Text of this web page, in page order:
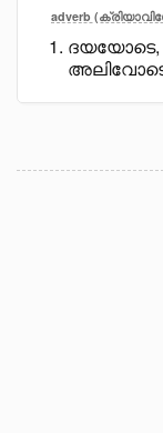
adverb